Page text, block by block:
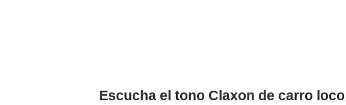
Escucha el tono Claxon de carro loco